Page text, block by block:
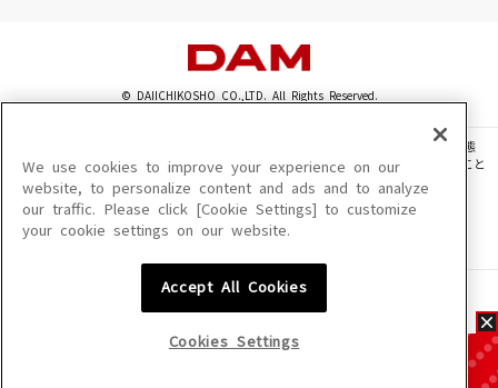
© DAIICHIKOSHO CO.,LTD. All Rights Reserved.
このサイトに掲載されている一切の文章・画像・写真・動画・音声等を、手段や形態
を問わず、著作権法の定める範囲を超えて無断で複製、転載、ファイル化などすること
を禁じます。
楽曲及びコンテンツは、機種によりご利用いただけない場合があります。
楽曲及びコンテンツの配信日、配信内容が変更になる場合があります。
We use cookies to improve your experience on our
website, to personalize content and ads and to analyze
our traffic. Please click [Cookie Settings] to customize
your cookie settings on our website.
Accept All Cookies
Cookies Settings